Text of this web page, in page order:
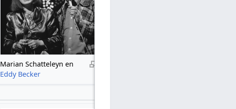
Marian Schatteleyn en
Eddy Becker